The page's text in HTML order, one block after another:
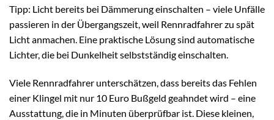
Tipp: Licht bereits bei Dämmerung einschalten – viele Unfälle
passieren in der Übergangszeit, weil Rennradfahrer zu spät
Licht anmachen. Eine praktische Lösung sind automatische
Lichter, die bei Dunkelheit selbstständig einschalten.
Viele Rennradfahrer unterschätzen, dass bereits das Fehlen
einer Klingel mit nur 10 Euro Bußgeld geahndet wird – eine
Ausstattung, die in Minuten überprüfbar ist. Diese kleinen,